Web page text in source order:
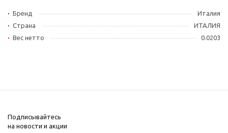
Бренд
Италия
Страна
ИТАЛИЯ
Вес нетто
0.0203
Подписывайтесь
на новости и акции